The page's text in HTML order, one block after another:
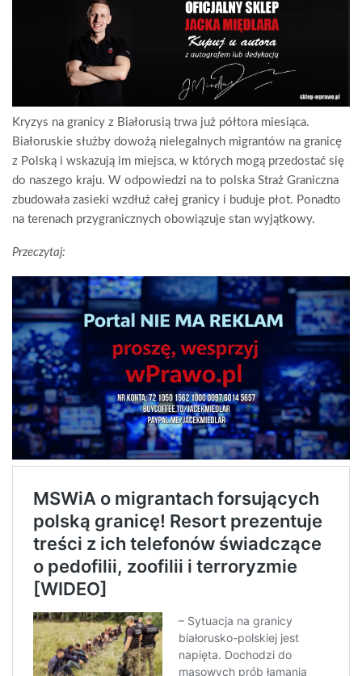
Kryzys na granicy z Białorusią trwa już półtora miesiąca.
Białoruskie służby dowożą nielegalnych migrantów na granicę
z Polską i wskazują im miejsca, w których mogą przedostać się
do naszego kraju. W odpowiedzi na to polska Straż Graniczna
zbudowała zasieki wzdłuż całej granicy i buduje płot. Ponadto
na terenach przygranicznych obowiązuje stan wyjątkowy.
Przeczytaj: